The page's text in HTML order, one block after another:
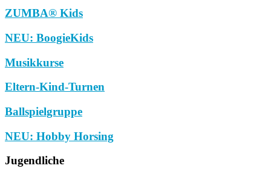
ZUMBA® Kids
NEU: BoogieKids
Musikkurse
Eltern-Kind-Turnen
Ballspielgruppe
NEU: Hobby Horsing
Jugendliche